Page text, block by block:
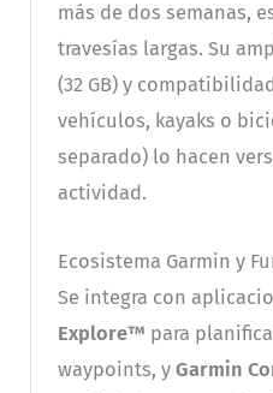
más de dos semanas,
travesías largas. Su
(32 GB) y
vehículos, kayaks o
separado) lo hacen
actividad.
Ecosistema Garmin y
Se integra con
Explore™ para
waypoints, y Garmin